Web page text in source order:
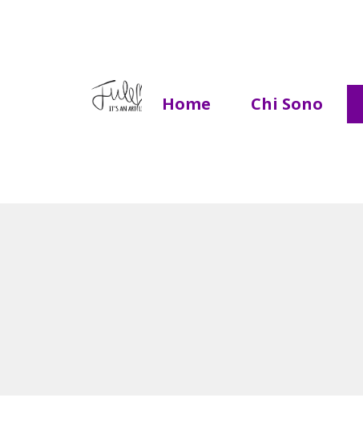
Home Chi Sono